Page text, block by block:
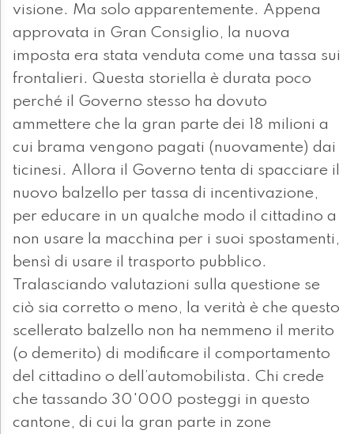
visione. Ma solo apparentemente. Appena
approvata in Gran Consiglio, la nuova
imposta era stata venduta come una tassa sui
frontalieri. Questa storiella è durata poco
perché il Governo stesso ha dovuto
ammettere che la gran parte dei 18 milioni a
cui brama vengono pagati (nuovamente) dai
ticinesi. Allora il Governo tenta di spacciare il
nuovo balzello per tassa di incentivazione,
per educare in un qualche modo il cittadino a
non usare la macchina per i suoi spostamenti,
bensì di usare il trasporto pubblico.
Tralasciando valutazioni sulla questione se
ciò sia corretto o meno, la verità è che questo
scellerato balzello non ha nemmeno il merito
(o demerito) di modificare il comportamento
del cittadino o dell’automobilista. Chi crede
che tassando 30'000 posteggi in questo
cantone, di cui la gran parte in zone